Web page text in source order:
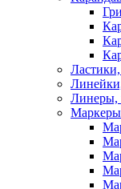
Линеры,
Маркеры